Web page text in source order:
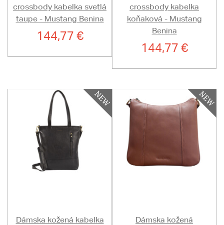
crossbody kabelka svetlá
taupe - Mustang Benina
144,77 €
crossbody kabelka
koňaková - Mustang
Benina
144,77 €
Dámska kožená kabelka Dámska kožená